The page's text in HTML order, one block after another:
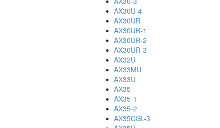
AX30U-4
AX30UR
AX30UR-1
AX30UR-2
AX30UR-3
AX32U
AX33MU
AX33U
AX35
AX35-1
AX35-2
AX35CGL-3